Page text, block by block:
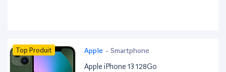
Top Produit Apple - Smartphone
Apple iPhone 13 128Go